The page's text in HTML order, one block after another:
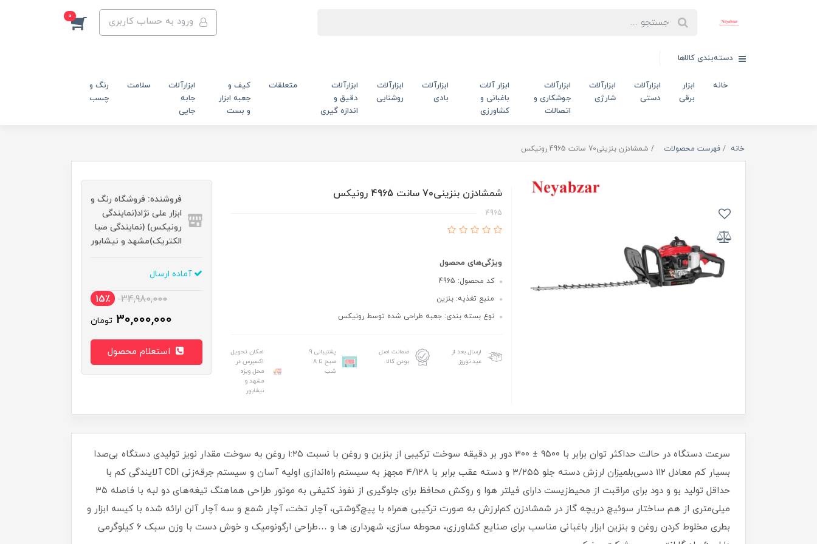
ورود به حساب کاربری 0
دسته‌بندی کالاها
خانه
ابزار
برقی
ابزارآلات
دستی
ابزارآلات
شارژی
ابزارآلات
جوشکاری و
اتصالات
ابزار آلات
باغبانی و
کشاورزی
ابزارآلات
بادی
ابزارآلات
روشنایی
ابزارآلات
دقیق و
اندازه گیری
متعلقات
کیف و
جعبه ابزار
و بست
ابزارآلات
جابه
جایی
سلامت
رنگ و
چسب
خانه فهرست محصولات شمشادزن بنزینی70 سانت 4965 رونیکس
شمشادزن بنزینی70 سانت 4965 رونیکس
4965
ویژگی‌های محصول
کد محصول: 4965
منبع تغذیه: بنزین
نوع بسته بندی: جعبه طراحی شده توسط رونیکس
ارسال بعد از
عید نوروز
ضمانت اصل
بودن کالا
پشتیبانی 9
صبح تا 8
شب
امکان تحویل
اکسپرس در
محل ویژه
مشهد و
نیشابور
فروشنده: فروشگاه رنگ و
ابزار علی نژاد(نمایندگی
رونیکس) (نمایندگی صبا
الکتریک)مشهد و نیشابور
آماده ارسال
34,980,000 15٪
30,000,000 تومان
سرعت دستگاه در حالت حداکثر توان برابر با ۹۵۰۰ ± ۳۰۰ دور بر دقیقه سوخت ترکیبی از بنزین و روغن با نسبت ۱:۲۵ روغن به سوخت مقدار نویز تولیدی دستگاه بی‌صدا
بسیار کم معادل ۱۱۲ دسی‌بلمیزان لرزش دسته جلو ۳/۲۵۵ و دسته عقب برابر با ۴/۱۲۸ مجهز به سیستم راه‌اندازی اولیه آسان و سیستم جرقه‌زنی CDI آلایندگی کم با
حداقل تولید بو و دود برای مراقبت از محیط‌زیست دارای فیلتر هوا و روکش محافظ برای جلوگیری از نفوذ کثیفی به موتور طراحی هماهنگ تیغه‌های دو لبه با فاصله ۳۵
میلی‌متری از هم ساختار سوئیچ دریچه گاز در شمشادزن کم‌لرزش به‌ صورت ترکیبی همراه با پیچ‌گوشتی، آچار تخت، آچار شمع و سه آچار آلن ارائه شده با کیسه ابزار و
بطری مخلوط‌ کردن روغن و بنزین ابزار باغبانی مناسب برای صنایع کشاورزی، محوطه سازی، شهرداری ها و …طراحی ارگونومیک و خوش دست با وزن سبک ۶ کیلوگرمی